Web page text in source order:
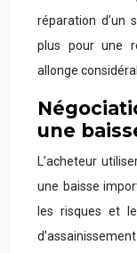
réparation d’un
plus pour une
allonge
une
L’acheteur
une baisse
les risques et